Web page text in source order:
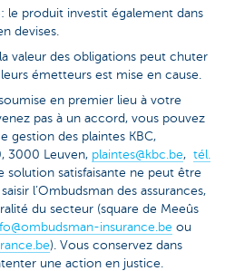
le produit investit également dans
devises.
valeur des obligations peut chuter
émetteurs est mise en cause.
en premier lieu à votre
pas à un accord, vous pouvez
gestion des plaintes KBC,
3000 Leuven, plaintes@kbc.be, tél.
solution satisfaisante ne peut être
l’Ombudsman des assurances,
du secteur (square de Meeûs
insurance.be ou
). Vous conservez dans
une action en justice.